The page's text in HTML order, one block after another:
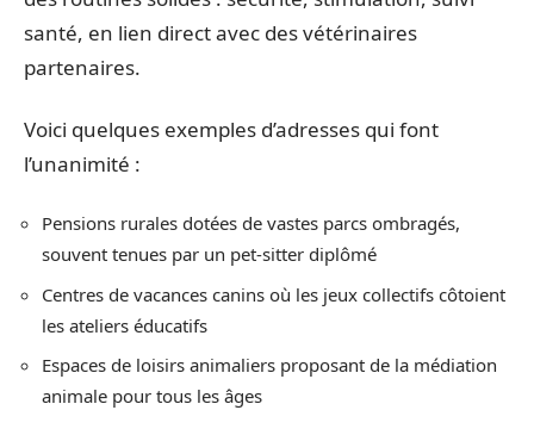
santé, en lien direct avec des vétérinaires
partenaires.
Voici quelques exemples d’adresses qui font
l’unanimité :
Pensions rurales dotées de vastes parcs ombragés,
souvent tenues par un pet-sitter diplômé
Centres de vacances canins où les jeux collectifs côtoient
les ateliers éducatifs
Espaces de loisirs animaliers proposant de la médiation
animale pour tous les âges